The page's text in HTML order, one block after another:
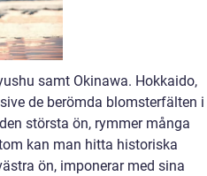
samt Okinawa. Hokkaido,
de berömda blomsterfälten i
största ön, rymmer många
kan man hitta historiska
ön, imponerar med sina